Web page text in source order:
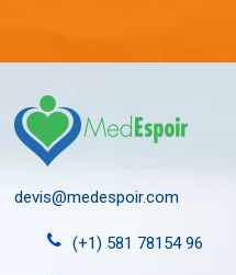
devis@medespoir.com
(+1) 581 78154 96